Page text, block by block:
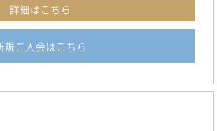
詳細はこちら
規ご入会はこちら